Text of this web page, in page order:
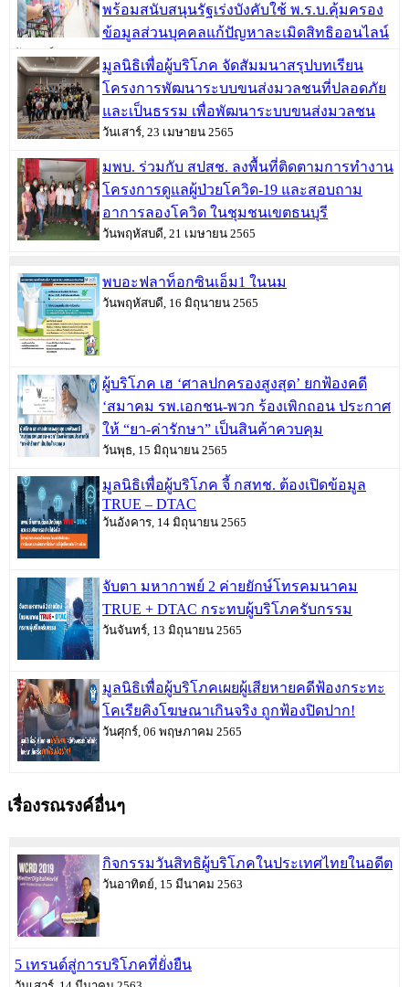
พร้อมสนับสนุนรัฐเร่งบังคับใช้ พ.ร.บ.คุ้มครอง
ข้อมูลส่วนบุคคลแก้ปัญหาละเมิดสิทธิออนไลน์
มูลนิธิเพื่อผู้บริโภค จัดสัมมนาสรุปบทเรียน
โครงการพัฒนาระบบขนส่งมวลชนที่ปลอดภัย
และเป็นธรรม เพื่อพัฒนาระบบขนส่งมวลชน
วันเสาร์, 23 เมษายน 2565
มพบ. ร่วมกับ สปสช. ลงพื้นที่ติดตามการทำงาน
โครงการดูแลผู้ป่วยโควิด-19 และสอบถาม
อาการลองโควิด ในชุมชนเขตธนบุรี
วันพฤหัสบดี, 21 เมษายน 2565
พบอะฟลาท็อกซินเอ็ม1 ในนม
วันพฤหัสบดี, 16 มิถุนายน 2565
ผู้บริโภค เฮ ‘ศาลปกครองสูงสุด’ ยกฟ้องคดี
‘สมาคม รพ.เอกชน-พวก ร้องเพิกถอน ประกาศ
ให้ “ยา-ค่ารักษา” เป็นสินค้าควบคุม
วันพุธ, 15 มิถุนายน 2565
มูลนิธิเพื่อผู้บริโภค จี้ กสทช. ต้องเปิดข้อมูล
TRUE – DTAC
วันอังคาร, 14 มิถุนายน 2565
จับตา มหากาพย์ 2 ค่ายยักษ์โทรคมนาคม
TRUE + DTAC กระทบผู้บริโภครับกรรม
วันจันทร์, 13 มิถุนายน 2565
มูลนิธิเพื่อผู้บริโภคเผยผู้เสียหายคดีฟ้องกระทะ
โคเรียคิงโฆษณาเกินจริง ถูกฟ้องปิดปาก!
วันศุกร์, 06 พฤษภาคม 2565
เรื่องรณรงค์อื่นๆ
กิจกรรมวันสิทธิผู้บริโภคในประเทศไทยในอดีต
วันอาทิตย์, 15 มีนาคม 2563
5 เทรนด์สู่การบริโภคที่ยั่งยืน